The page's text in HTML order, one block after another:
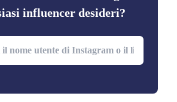
influencer desideri?